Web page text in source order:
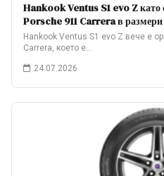
Hankook Ventus S1 evo Z като
Porsche 911 Carrera в
Hankook Ventus S1 evo Z вече е
Carrera, което е…
24.07.2026